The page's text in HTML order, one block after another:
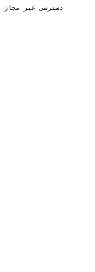
دسترسی غیر مجاز